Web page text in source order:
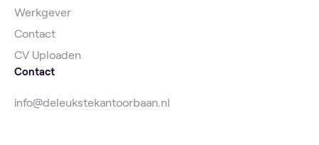
Werkgever
Contact
CV Uploaden
Contact
info@deleukstekantoorbaan.nl